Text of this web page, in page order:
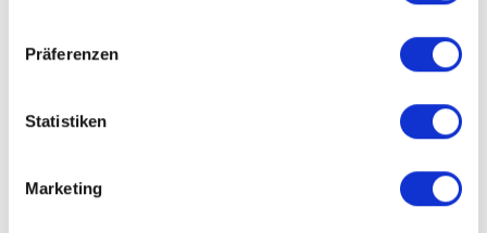
Präferenzen
Statistiken
Marketing
SERVER-LOG- FILES
Der Provider der Seiten erhebt und speichert automatisch
Informationen in so genannten Server-Log Files, die Ihr Browser